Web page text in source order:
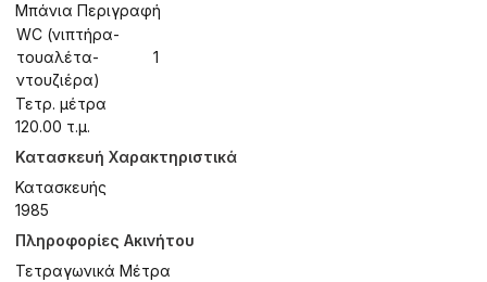
Μπάνια Περιγραφή
WC (νιπτήρα-
τουαλέτα-
ντουζιέρα)
1
Τετρ. μέτρα
120.00 τ.μ.
Κατασκευή Χαρακτηριστικά
Κατασκευής
1985
Πληροφορίες Ακινήτου
Τετραγωνικά Μέτρα